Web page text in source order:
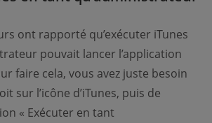
ont rapporté qu’exécuter iTunes
pouvait lancer l’application
faire cela, vous avez juste besoin
sur l’icône d’iTunes, puis de
« Exécuter en tant